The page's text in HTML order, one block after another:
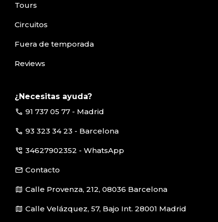
Tours
Circuitos
Fuera de temporada
Reviews
¿Necesitas ayuda?
call 91 737 05 77 - Madrid
call 93 323 34 23 - Barcelona
perm_phone_msg 34627902352 - WhatsApp
email Contacto
map Calle Provenza, 212, 08036 Barcelona
map Calle Velázquez, 57, Bajo Int. 28001 Madrid